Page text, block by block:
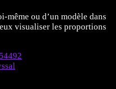
même ou d’un modèle dans
visualiser les proportions